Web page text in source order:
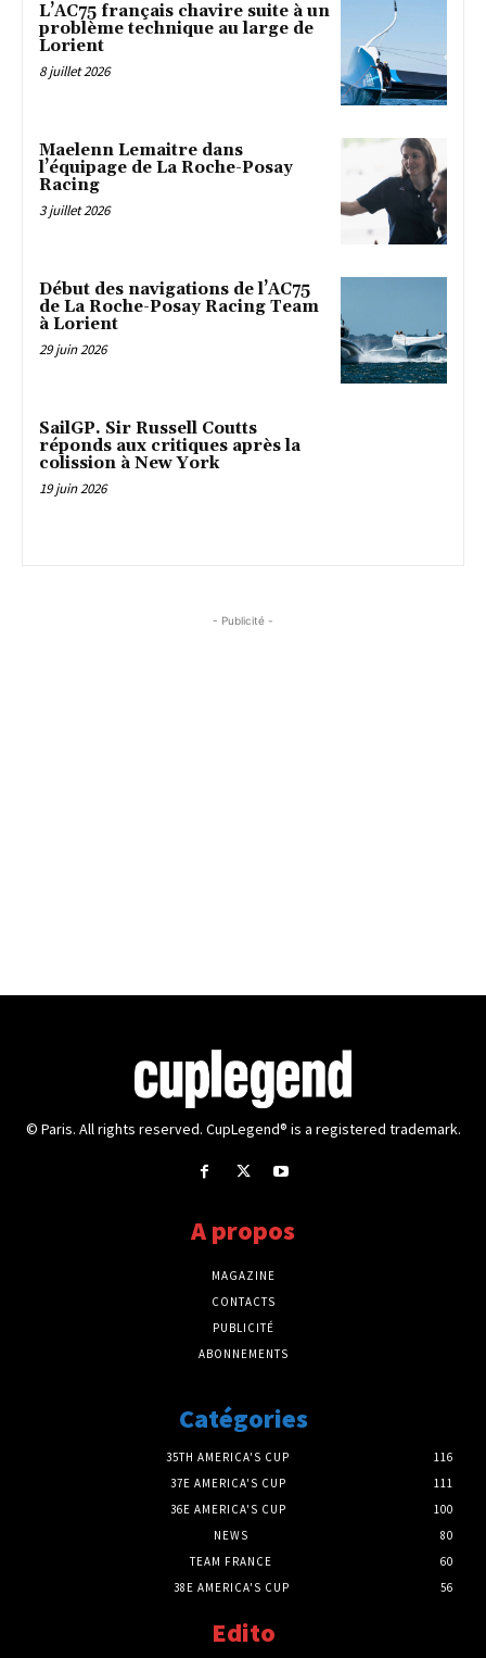
L’AC75 français chavire suite à un
problème technique au large de
Lorient
8 juillet 2026
Maelenn Lemaitre dans
l’équipage de La Roche-Posay
Racing
3 juillet 2026
Début des navigations de l’AC75
de La Roche-Posay Racing Team
à Lorient
29 juin 2026
SailGP. Sir Russell Coutts
réponds aux critiques après la
colission à New York
19 juin 2026
- Publicité -
© Paris. All rights reserved. CupLegend® is a registered trademark.
A propos
MAGAZINE
CONTACTS
PUBLICITÉ
ABONNEMENTS
Catégories
35TH AMERICA'S CUP
116
37E AMERICA'S CUP
111
36E AMERICA'S CUP
100
NEWS
80
TEAM FRANCE
60
38E AMERICA'S CUP
56
Edito